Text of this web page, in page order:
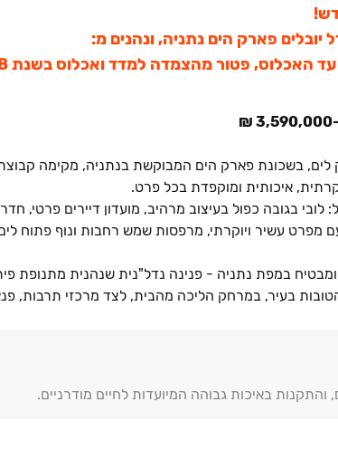
איכותית ומוקפדת בכל פרט.
בגובה כפול בעיצוב מרהיב, מועדון דיירים פרטי,
מפרט עשיר ויוקרתי, מרפסות שמש רחבות ונוף פתוח
במפת נתניה ‏- פנינה נדל"נית שנהנית מתנופת
בעיר, במרחק הליכה מהבית, לצד מרכזי תרבות,
מושלם ‏- עם דירה מעוצבת, נוף פתוח לים ותנאי תשלום
והתקנות באיכות גבוהה המיועדות לחיים מודרניים.